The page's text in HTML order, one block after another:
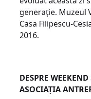
generație. Muzeul
Casa Filipescu-
2016.
DESPRE
ASOCIAȚIA